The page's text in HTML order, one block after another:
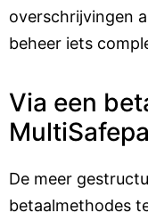
overschrijvingen
beheer iets
Via een
De meer
betaalmethodes